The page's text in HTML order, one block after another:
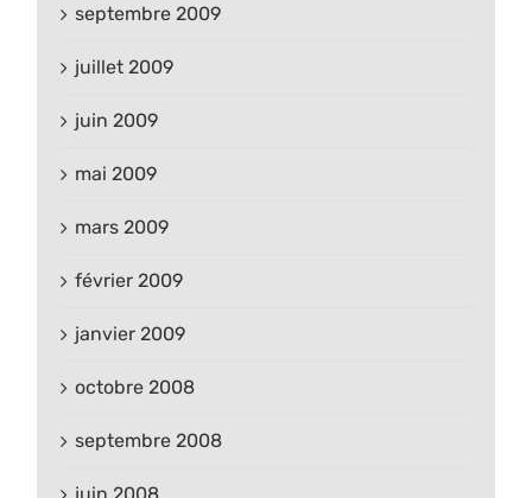
septembre 2009
juillet 2009
juin 2009
mai 2009
mars 2009
février 2009
janvier 2009
octobre 2008
septembre 2008